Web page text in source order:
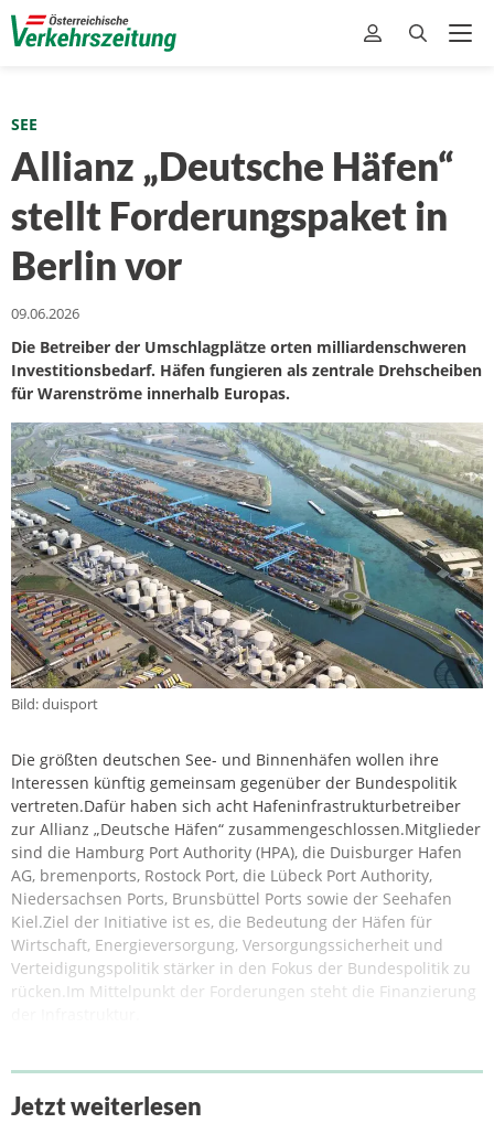
SEE
Allianz „Deutsche Häfen“
stellt Forderungspaket in
Berlin vor
09.06.2026
Die Betreiber der Umschlagplätze orten milliardenschweren
Investitionsbedarf. Häfen fungieren als zentrale Drehscheiben
für Warenströme innerhalb Europas.
Bild: duisport
Die größten deutschen See- und Binnenhäfen wollen ihre
Interessen künftig gemeinsam gegenüber der Bundespolitik
vertreten.Dafür haben sich acht Hafeninfrastrukturbetreiber
zur Allianz „Deutsche Häfen“ zusammengeschlossen.Mitglieder
sind die Hamburg Port Authority (HPA), die Duisburger Hafen
AG, bremenports, Rostock Port, die Lübeck Port Authority,
Niedersachsen Ports, Brunsbüttel Ports sowie der Seehafen
Kiel.Ziel der Initiative ist es, die Bedeutung der Häfen für
Wirtschaft, Energieversorgung, Versorgungssicherheit und
Verteidigungspolitik stärker in den Fokus der Bundespolitik zu
rücken.Im Mittelpunkt der Forderungen steht die Finanzierung
Jetzt weiterlesen